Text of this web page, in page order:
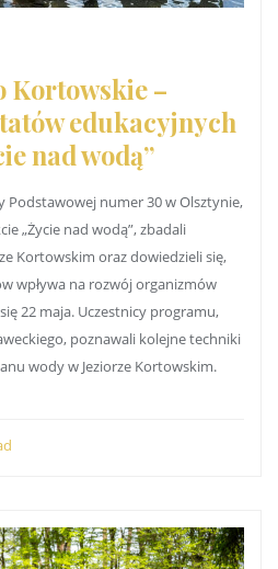
Kortowskie –
edukacyjnych
nad wodą”
Podstawowej numer 30 w Olsztynie,
„Życie nad wodą”, zbadali
Kortowskim oraz dowiedzieli się,
wpływa na rozwój organizmów
22 maja. Uczestnicy programu,
poznawali kolejne techniki
wody w Jeziorze Kortowskim.